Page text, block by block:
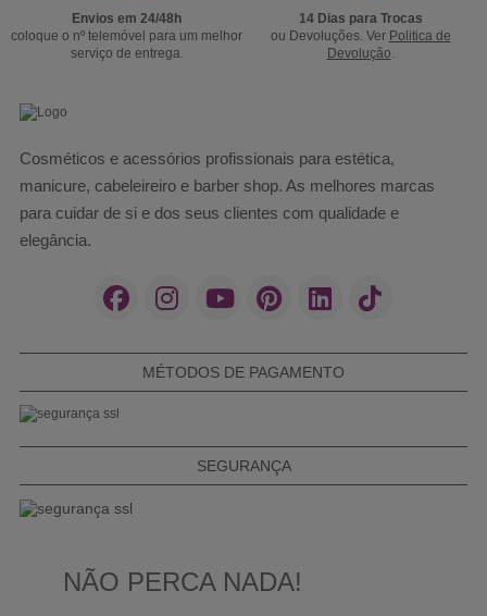
Envios em 24/48h
coloque o nº telemóvel para um melhor
serviço de entrega.
14 Dias para Trocas
ou Devoluções. Ver Politica de
Devolução.
Cosméticos e acessórios profissionais para estética,
manicure, cabeleireiro e barber shop. As melhores marcas
para cuidar de si e dos seus clientes com qualidade e
elegância.
MÉTODOS DE PAGAMENTO
SEGURANÇA